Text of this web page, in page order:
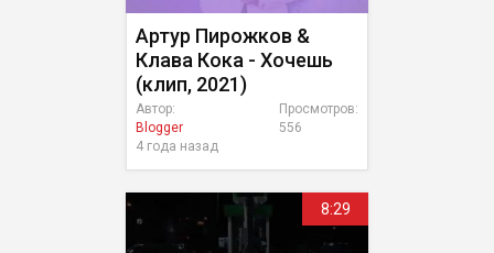
Артур Пирожков &
Клава Кока - Хочешь
(клип, 2021)
Просмотров:
556
Автор:
Blogger
4 года назад
8:29